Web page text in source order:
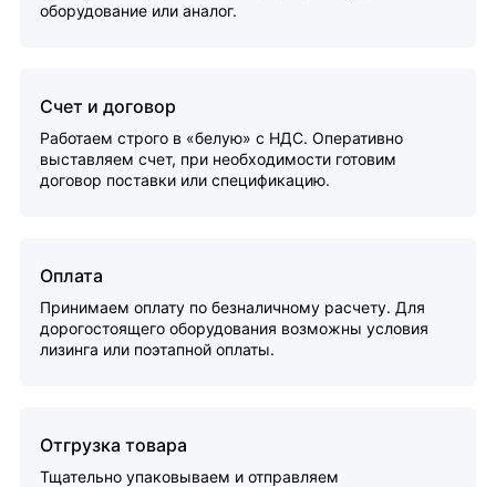
оборудование или аналог.
Счет и договор
Работаем строго в «белую» с НДС. Оперативно
выставляем счет, при необходимости готовим
договор поставки или спецификацию.
Оплата
Принимаем оплату по безналичному расчету. Для
дорогостоящего оборудования возможны условия
лизинга или поэтапной оплаты.
Отгрузка товара
Тщательно упаковываем и отправляем